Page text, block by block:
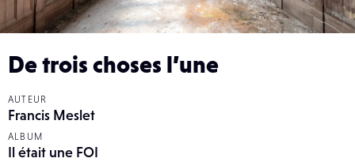
De trois choses l’une
AUTEUR
Francis Meslet
ALBUM
Il était une FOI